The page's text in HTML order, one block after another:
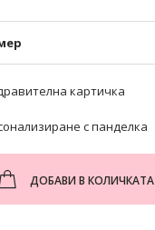
картичка
с панделка
ДОБАВИ В КОЛИЧКАТА